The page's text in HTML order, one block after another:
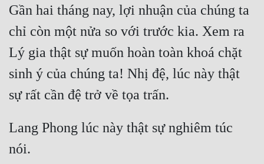
Gần hai tháng nay, lợi nhuận của chúng ta
chỉ còn một nửa so với trước kia. Xem ra
Lý gia thật sự muốn hoàn toàn khoá chặt
sinh ý của chúng ta! Nhị đệ, lúc này thật
Lang Phong lúc này thật sự nghiêm túc